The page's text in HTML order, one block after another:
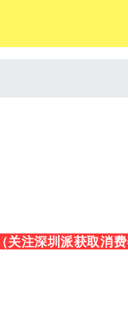
（关注深圳派获取消